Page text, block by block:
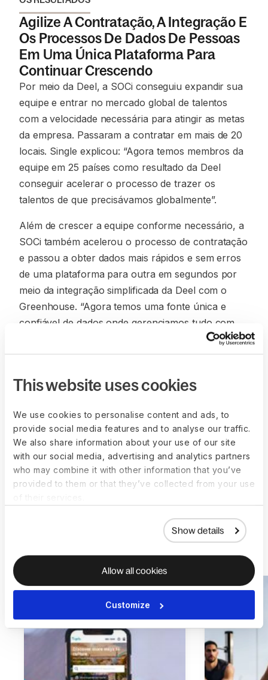
This website uses cookies
We use cookies to personalise content and ads, to
provide social media features and to analyse our traffic.
We also share information about your use of our site
with our social media, advertising and analytics partners
who may combine it with other information that you’ve
provided to them or that they’ve collected from your use
Show details
Allow all cookies
Customize
Agilize A Contratação, A Integração E
Os Processos De Dados De Pessoas
Em Uma Única Plataforma Para
Continuar Crescendo
Por meio da Deel, a SOCi conseguiu expandir sua
equipe e entrar no mercado global de talentos
com a velocidade necessária para atingir as metas
da empresa. Passaram a contratar em mais de 20
locais. Single explicou: “Agora temos membros da
equipe em 25 países como resultado da Deel
conseguir acelerar o processo de trazer os
talentos de que precisávamos globalmente”.
Além de crescer a equipe conforme necessário, a
SOCi também acelerou o processo de contratação
e passou a obter dados mais rápidos e sem erros
de uma plataforma para outra em segundos por
meio da integração simplificada da Deel com o
Greenhouse. “Agora temos uma fonte única e
confiável de dados onde gerenciamos tudo com
uma fatura integrada, conectando nosso NetSuite
e nosso ATS, que é o Greenhouse”, mencionou
Deel, especialmente ferramentas de dados e
relatórios. Está considerando usar a Deel para
verificar como seus dados globais podem ser
facilmente obtidos, interpretados e otimizados.
More customer stories